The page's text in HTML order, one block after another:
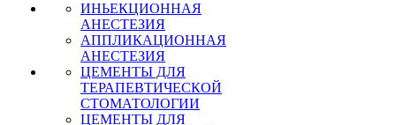
ИНЬЕКЦИОННАЯ
АНЕСТЕЗИЯ
АППЛИКАЦИОННАЯ
АНЕСТЕЗИЯ
ЦЕМЕНТЫ ДЛЯ
ТЕРАПЕВТИЧЕСКОЙ
СТОМАТОЛОГИИ
ЦЕМЕНТЫ ДЛЯ